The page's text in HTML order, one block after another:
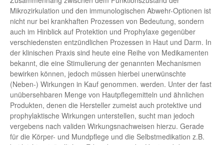
Mikrozirkulation und den immunologischen Abwehr-Optionen ist
nicht nur bei krankhaften Prozessen von Bedeutung, sondern
auch im Hinblick auf Protektion und Prophylaxe gegenüber
verschiedensten entzündlichen Prozessen in Haut und Darm. In
der klinischen Praxis sind heute eine Reihe von Medikamenten
bekannt, die eine Stimulierung der genannten Mechanismen
bewirken können, jedoch müssen hierbei unerwünschte
(Neben-) Wirkungen in Kauf genommen. werden. Unter der fast
unübersehbaren Menge von Hautpflegemitteln und ähnlichen
Produkten, denen die Hersteller zumeist auch protektive und
prophylaktische Wirkungen unterstellen, sucht man jedoch
vergebens nach validen Wirkungsnachweisen hierzu. Gerade
für die Körper- und Mundpflege und die Selbstmedikation z.B.